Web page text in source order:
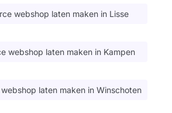
webshop laten maken in Lisse
webshop laten maken in Kampen
laten maken in Winschoten